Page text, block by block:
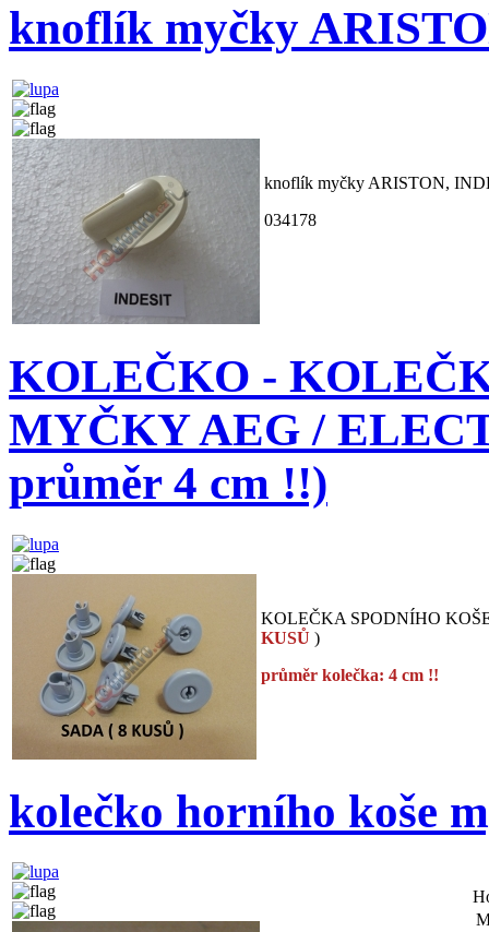
knoflík myčky
knoflík myčky ARISTON,
034178
KOLEČKO -
MYČKY AEG /
průměr 4 cm !!)
KOLEČKA SPODNÍHO
KUSŮ )
průměr kolečka: 4 cm !!
kolečko horního koše